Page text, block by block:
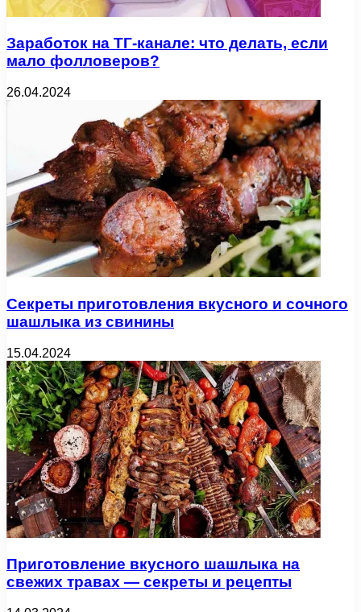
Заработок на ТГ-канале: что делать, если
мало фолловеров?
26.04.2024
Секреты приготовления вкусного и сочного
шашлыка из свинины
15.04.2024
Приготовление вкусного шашлыка на
свежих травах — секреты и рецепты